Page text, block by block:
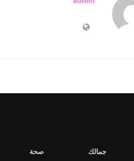
جمالك
صحة